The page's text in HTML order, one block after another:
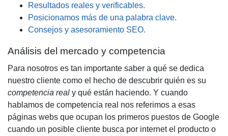
Resultados reales y verificables.
Posicionamos más de una palabra clave.
Consejos y asesoramiento SEO.
Análisis del mercado y competencia
Para nosotros es tan importante saber a qué se dedica
nuestro cliente como el hecho de descubrir quién es su
competencia real y qué están haciendo. Y cuando
hablamos de competencia real nos referimos a esas
páginas webs que ocupan los primeros puestos de Google
cuando un posible cliente busca por internet el producto o